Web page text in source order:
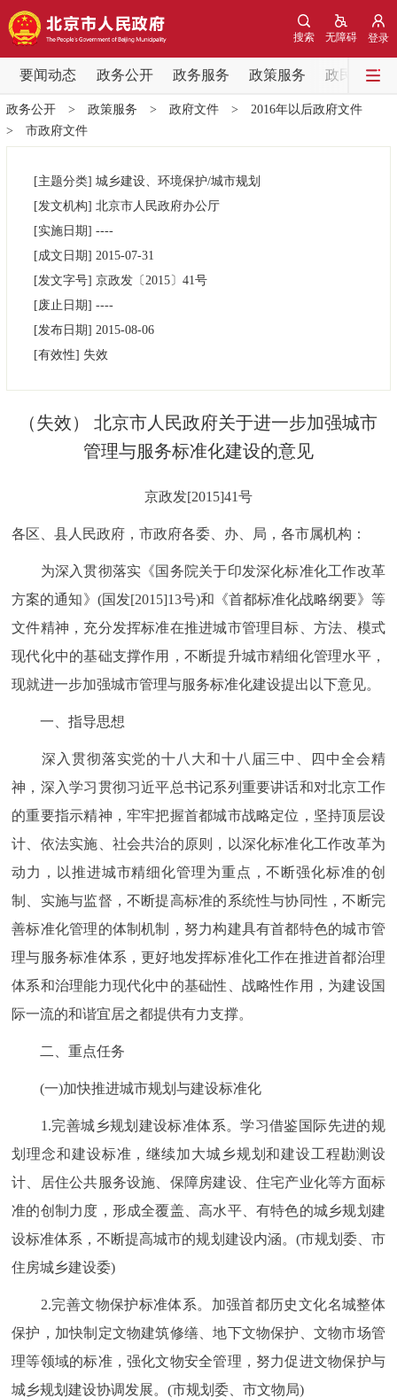
登录
无障碍
搜索
要闻动态 政务公开 政务服务 政策服务 政民互动
要闻动态
党中央精神 国务院信息 中央部委动态
各区热点
市领导
决策公开 专题公开
便民服务 利企服务 投资项目
政民互动
参与调查 在线访谈 图说互动
北京概况 十六区概览 人文北京
绿色北京 图说北京 视频北京
ENGLISH 한국어 日本語
DEUTSCH
ESPAÑOL العربية
ITALIANO
回到顶部
政务公开> 政策服务 > 政府文件> 2016年以后政府文件
> 市政府文件
[主题分类] 城乡建设、环境保护/城市规划
[发文机构] 北京市人民政府办公厅
[实施日期] ----
[成文日期] 2015-07-31
[发文字号] 京政发〔2015〕 41号
[废止日期] ----
[发布日期] 2015-08-06
[有效性] 失效
（失效） 北京市人民政府关于进一步加强城市
管理与服务标准化建设的意见
京政发[2015]41号
各区、县人民政府，市政府各委、办、局，各市属机构：
为深入贯彻落实《国务院关于印发深化标准化工作改革
方案的通知》(国发[2015]13号)和《首都标准化战略纲要》等
文件精神，充分发挥标准在推进城市管理目标、方法、模式
现代化中的基础支撑作用，不断提升城市精细化管理水平，
现就进一步加强城市管理与服务标准化建设提出以下意见。
一、指导思想
深入贯彻落实党的十八大和十八届三中、四中全会精
神，深入学习贯彻习近平总书记系列重要讲话和对北京工作
的重要指示精神，牢牢把握首都城市战略定位，坚持顶层设
计、依法实施、社会共治的原则，以深化标准化工作改革为
动力，以推进城市精细化管理为重点，不断强化标准的创
制、实施与监督，不断提高标准的系统性与协同性，不断完
善标准化管理的体制机制，努力构建具有首都特色的城市管
理与服务标准体系，更好地发挥标准化工作在推进首都治理
体系和治理能力现代化中的基础性、战略性作用，为建设国
际一流的和谐宜居之都提供有力支撑。
二、重点任务
(一)加快推进城市规划与建设标准化
1.完善城乡规划建设标准体系。学习借鉴国际先进的规
划理念和建设标准，继续加大城乡规划和建设工程勘测设
计、居住公共服务设施、保障房建设、住宅产业化等方面标
准的创制力度，形成全覆盖、高水平、有特色的城乡规划建
设标准体系，不断提高城市的规划建设内涵。(市规划委、市
住房城乡建设委)
2.完善文物保护标准体系。加强首都历史文化名城整体
保护，加快制定文物建筑修缮、地下文物保护、文物市场管
理等领域的标准，强化文物安全管理，努力促进文物保护与
城乡规划建设协调发展。(市规划委、市文物局)